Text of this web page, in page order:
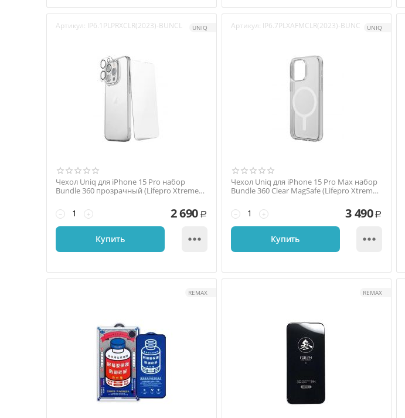
Артикул: IP6.1PLPRXCLR(2023)-BUNCL UNIQ
Чехол Uniq для iPhone 15 Pro набор
Bundle 360 прозрачный (Lifepro Xtreme
+
− 2 690 Р
Купить 
Артикул: IP6.7PLXAFMCLR(2023)-BUNC UNIQ
Чехол Uniq для iPhone 15 Pro Max набор
Bundle 360 Clear MagSafe (Lifepro Xtreme
+
− 3 490 Р
Купить 
REMAX REMAX